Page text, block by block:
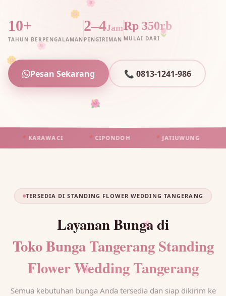
🌼
🌸
🌺
🌷
🌼 🌸
10+
TAHUN BERPENGALAMAN
2–4Jam
PENGIRIMAN
Rp 350rb
MULAI DARI
Pesan Sekarang 📞 0813-1241-986
KARAWACI CIPONDOH JATIUWUNG
🌸
🌸
TERSEDIA DI STANDING FLOWER WEDDING TANGERANG
Layanan Bunga di
Toko Bunga Tangerang Standing
Flower Wedding Tangerang
Semua kebutuhan bunga Anda tersedia dan siap dikirim ke